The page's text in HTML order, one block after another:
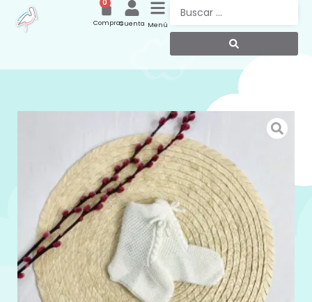
Menú
Cuenta
0
Compras